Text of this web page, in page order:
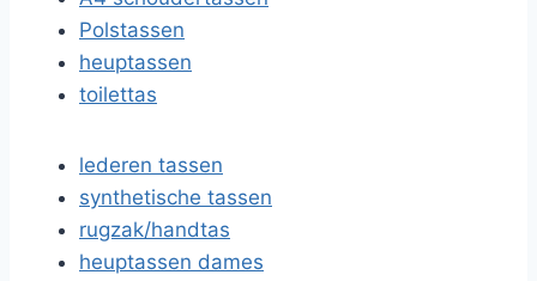
Polstassen
heuptassen
toilettas
lederen tassen
synthetische tassen
rugzak/handtas
heuptassen dames